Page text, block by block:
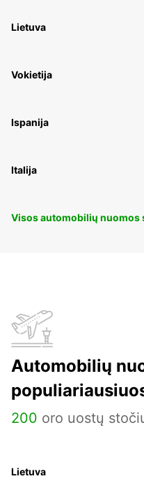
Lietuva
Vokietija
Ispanija
Italija
Visos automobilių nuomos
Automobilių
200 oro uostų
Lietuva